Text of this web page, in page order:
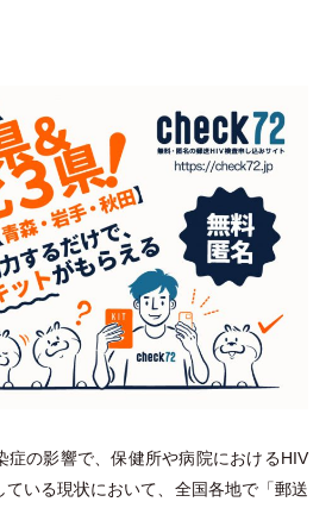
症の影響で、保健所や病院におけるHIV
いる現状において、全国各地で「郵送